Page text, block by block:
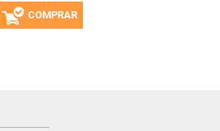
COMPRAR